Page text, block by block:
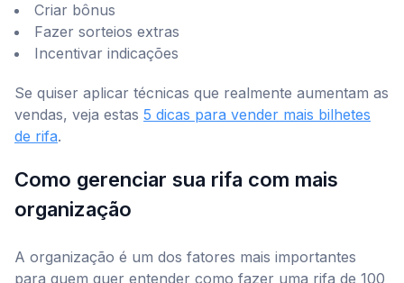
Criar bônus
Fazer sorteios extras
Incentivar indicações
Se quiser aplicar técnicas que realmente aumentam as
vendas, veja estas 5 dicas para vender mais bilhetes
de rifa.
Como gerenciar sua rifa com mais
organização
A organização é um dos fatores mais importantes
para quem quer entender como fazer uma rifa de 100